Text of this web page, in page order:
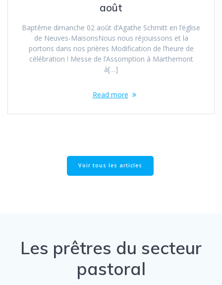
août
Baptême dimanche 02 août d’Agathe Schmitt en l’église
de Neuves-MaisonsNous nous réjouissons et la
portons dans nos prières Modification de l’heure de
célébration ! Messe de l’Assomption à Marthemont
à[…]
Read more
Voir tous les articles
Les prêtres du secteur
pastoral